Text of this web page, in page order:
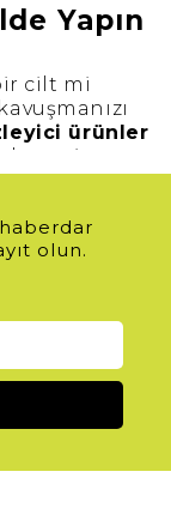
Yapın
cilt mi
ürünler
taze,
Uygun
cilt
en uygun
Cildinize
olun.